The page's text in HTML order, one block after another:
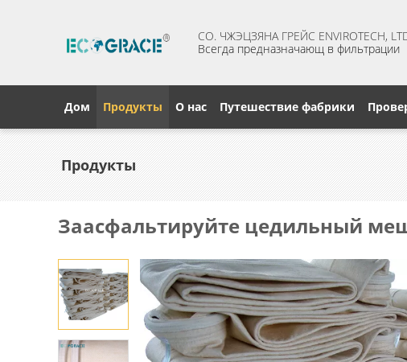
CO. ЧЖЭЦЗЯНА ГРЕЙС ENVIROTECH,
Всегда предназначающ в фильтрации
Дом Продукты О нас Путешествие фабрики
Продукты
Заасфальтируйте цедильный